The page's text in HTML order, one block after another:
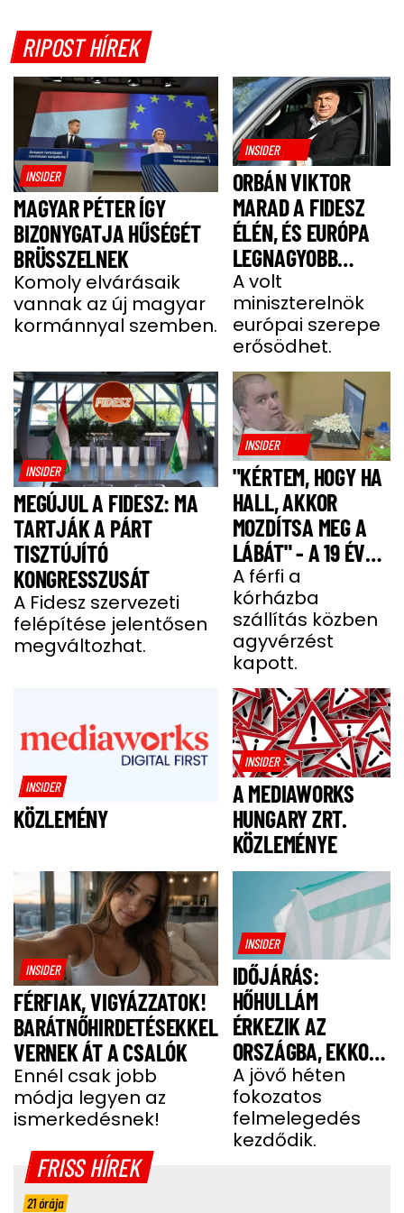
RIPOST HÍREK
INSIDER
MAGYAR PÉTER ÍGY
BIZONYGATJA HŰSÉGÉT
BRÜSSZELNEK
Komoly elvárásaik
vannak az új magyar
kormánnyal szemben.
INSIDER
ORBÁN VIKTOR
MARAD A FIDESZ
ÉLÉN, ÉS EURÓPA
LEGNAGYOBB
JOBBOLDALI
SZÖVETSÉGÉT
ÉPÍTI TOVÁBB
A volt
miniszterelnök
európai szerepe
erősödhet.
INSIDER
MEGÚJUL A FIDESZ: MA
TARTJÁK A PÁRT
TISZTÚJÍTÓ
KONGRESSZUSÁT
A Fidesz szervezeti
felépítése jelentősen
megváltozhat.
INSIDER
"KÉRTEM, HOGY HA
HALL, AKKOR
MOZDÍTSA MEG A
LÁBÁT" - A 19 ÉVES
BENCE HÓNAPOKIG
KÓMÁBAN FEKÜDT
A BALESETE UTÁN
A férfi a
kórházba
szállítás közben
agyvérzést
kapott.
INSIDER
KÖZLEMÉNY
INSIDER
A MEDIAWORKS
HUNGARY ZRT.
KÖZLEMÉNYE
INSIDER
FÉRFIAK, VIGYÁZZATOK!
BARÁTNŐHIRDETÉSEKKEL
VERNEK ÁT A CSALÓK
Ennél csak jobb
módja legyen az
ismerkedésnek!
INSIDER
IDŐJÁRÁS:
HŐHULLÁM
ÉRKEZIK AZ
ORSZÁGBA, EKKOR
ÉR IDE
A jövő héten
fokozatos
felmelegedés
kezdődik.
FRISS HÍREK
21 órája